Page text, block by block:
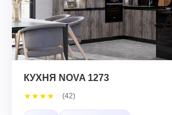
КУХНЯ NOVA 1273
★★★★ (42)